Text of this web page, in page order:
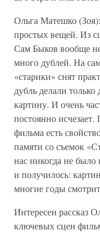
Ольга Матешко
простых вещей. Из
Сам Быков вообще
много дублей. На
«старики» снят
дубль делали
картину. И очень
постоянно
фильма есть
памяти со съемок
нас никогда не было
и получилось:
многие годы
Интересен рассказ
ключевых сцен